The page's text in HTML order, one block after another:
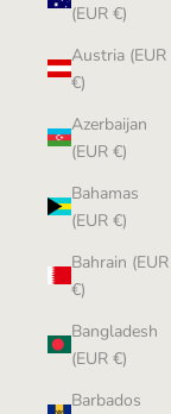
(EUR €)
Austria (EUR
€)
Azerbaijan
(EUR €)
Bahamas
(EUR €)
Bahrain (EUR
€)
Bangladesh
(EUR €)
Barbados